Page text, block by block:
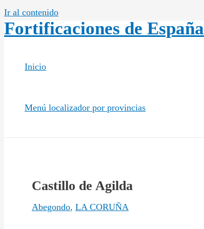
Ir al contenido
Fortificaciones de España
Inicio
Menú localizador por provincias
Castillo de Agilda
Abegondo, LA CORUÑA